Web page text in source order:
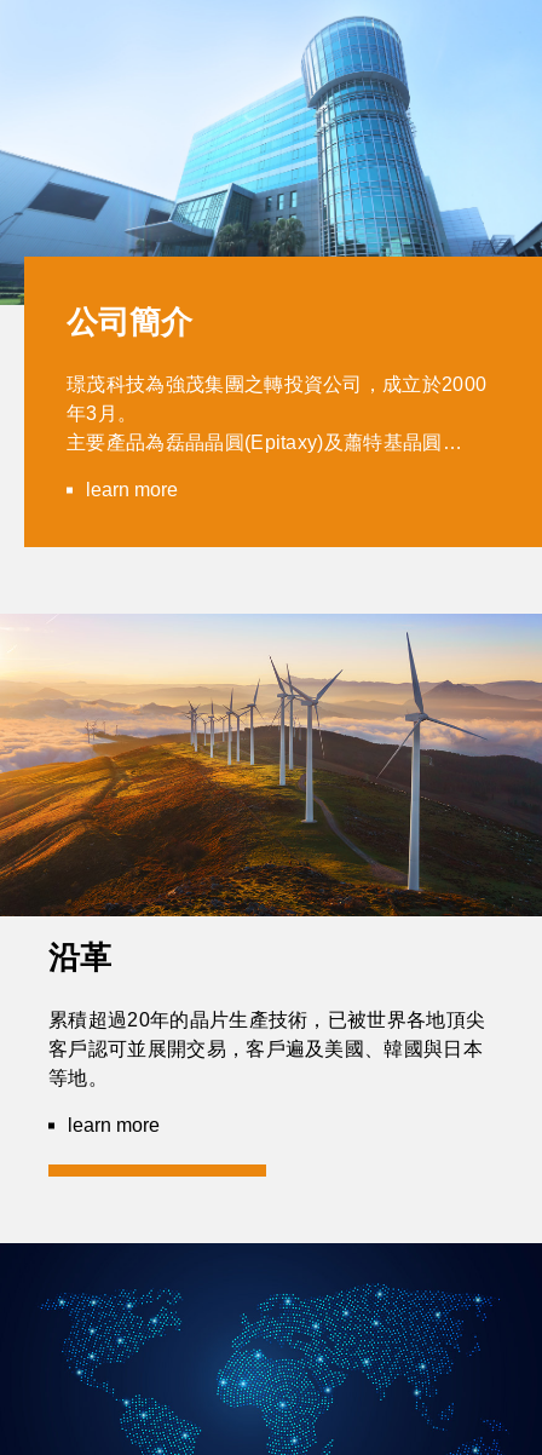
公司簡介
璟茂科技為強茂集團之轉投資公司，成立於2000
年3月。
主要產品為磊晶晶圓(Epitaxy)及蕭特基晶圓
產品良率皆優於同業。璟茂科技擁有堅強的研發
learn more
沿革
累積超過20年的晶片生產技術，已被世界各地頂尖
客戶認可並展開交易，客戶遍及美國、韓國與日本
等地。
learn more